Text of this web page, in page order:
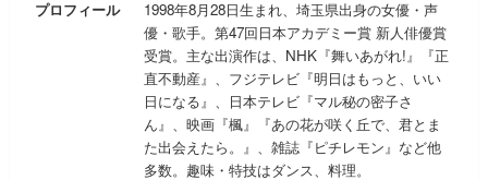
プロフィール
1998年8月28日生まれ、埼玉県出身の女優・声
優・歌手。第47回日本アカデミー賞 新人俳優賞
受賞。主な出演作は、NHK『舞いあがれ!』『正
直不動産』、フジテレビ『明日はもっと、いい
日になる』、日本テレビ『マル秘の密子さ
ん』、映画『楓』『あの花が咲く丘で、君とま
た出会えたら。』、雑誌『ピチレモン』など他
多数。趣味・特技はダンス、料理。